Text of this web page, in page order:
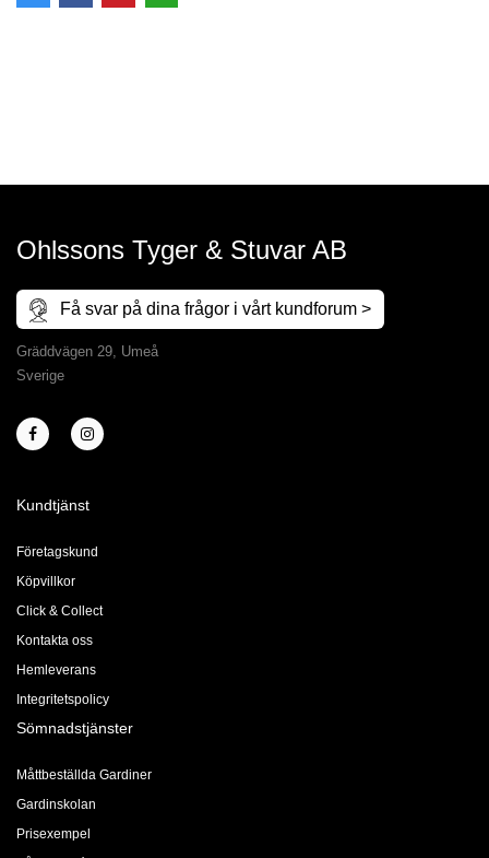
Ohlssons Tyger & Stuvar AB
Få svar på dina frågor i vårt kundforum >
Gräddvägen 29, Umeå
Sverige
Kundtjänst
Företagskund
Köpvillkor
Click & Collect
Kontakta oss
Hemleverans
Integritetspolicy
Sömnadstjänster
Måttbeställda Gardiner
Gardinskolan
Prisexempel